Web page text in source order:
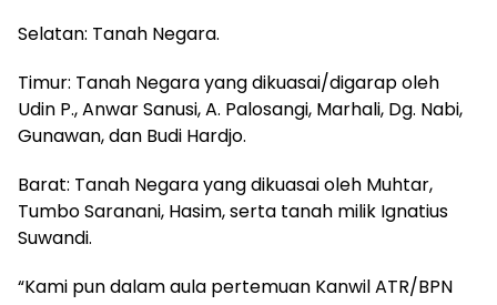
Selatan: Tanah Negara.
Timur: Tanah Negara yang dikuasai/digarap oleh
Udin P., Anwar Sanusi, A. Palosangi, Marhali, Dg. Nabi,
Gunawan, dan Budi Hardjo.
Barat: Tanah Negara yang dikuasai oleh Muhtar,
Tumbo Saranani, Hasim, serta tanah milik Ignatius
Suwandi.
“Kami pun dalam aula pertemuan Kanwil ATR/BPN